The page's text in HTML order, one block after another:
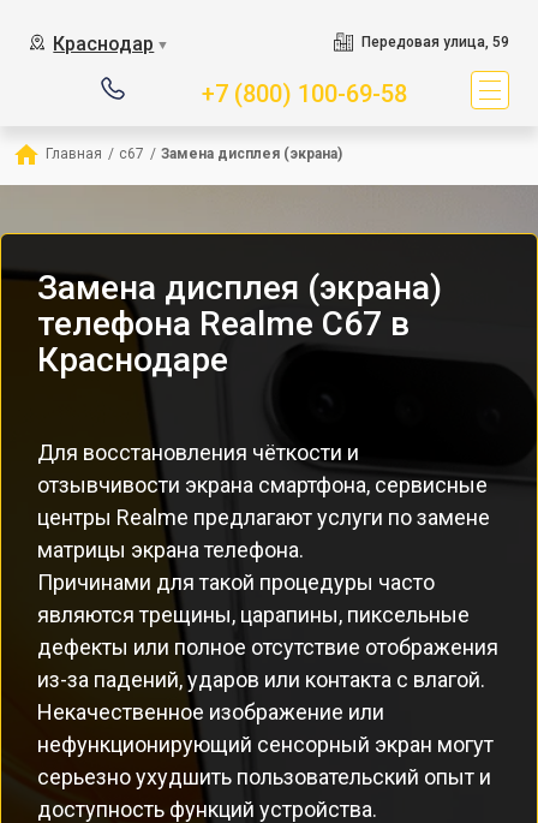
Краснодар ▼ Передовая улица, 59
+7 (800) 100-69-58
Главная / c67 / Замена дисплея (экрана)
Замена дисплея (экрана)
телефона Realme C67 в
Краснодаре
Для восстановления чёткости и
отзывчивости экрана смартфона, сервисные
центры Realme предлагают услуги по замене
матрицы экрана телефона.
Причинами для такой процедуры часто
являются трещины, царапины, пиксельные
дефекты или полное отсутствие отображения
из-за падений, ударов или контакта с влагой.
Некачественное изображение или
нефункционирующий сенсорный экран могут
серьезно ухудшить пользовательский опыт и
доступность функций устройства.